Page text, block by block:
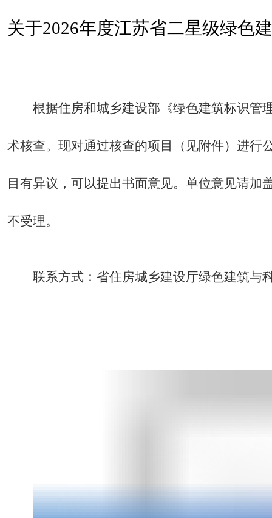
关于2026年度江苏省二星级绿色
根据住房和城乡建设部《绿色建筑标识管
术核查。现对通过核查的项目（见附件）进行
目有异议，可以提出书面意见。单位意见请
不受理。
联系方式：省住房城乡建设厅绿色建筑与